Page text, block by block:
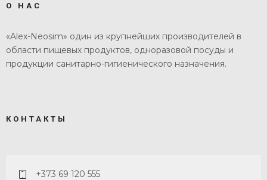
О НАС
«Alex-Neosim» один из крупнейших производителей в
области пищевых продуктов, одноразовой посуды и
продукции санитарно-гигиенического назначения.
КОНТАКТЫ
+373 69 120 555